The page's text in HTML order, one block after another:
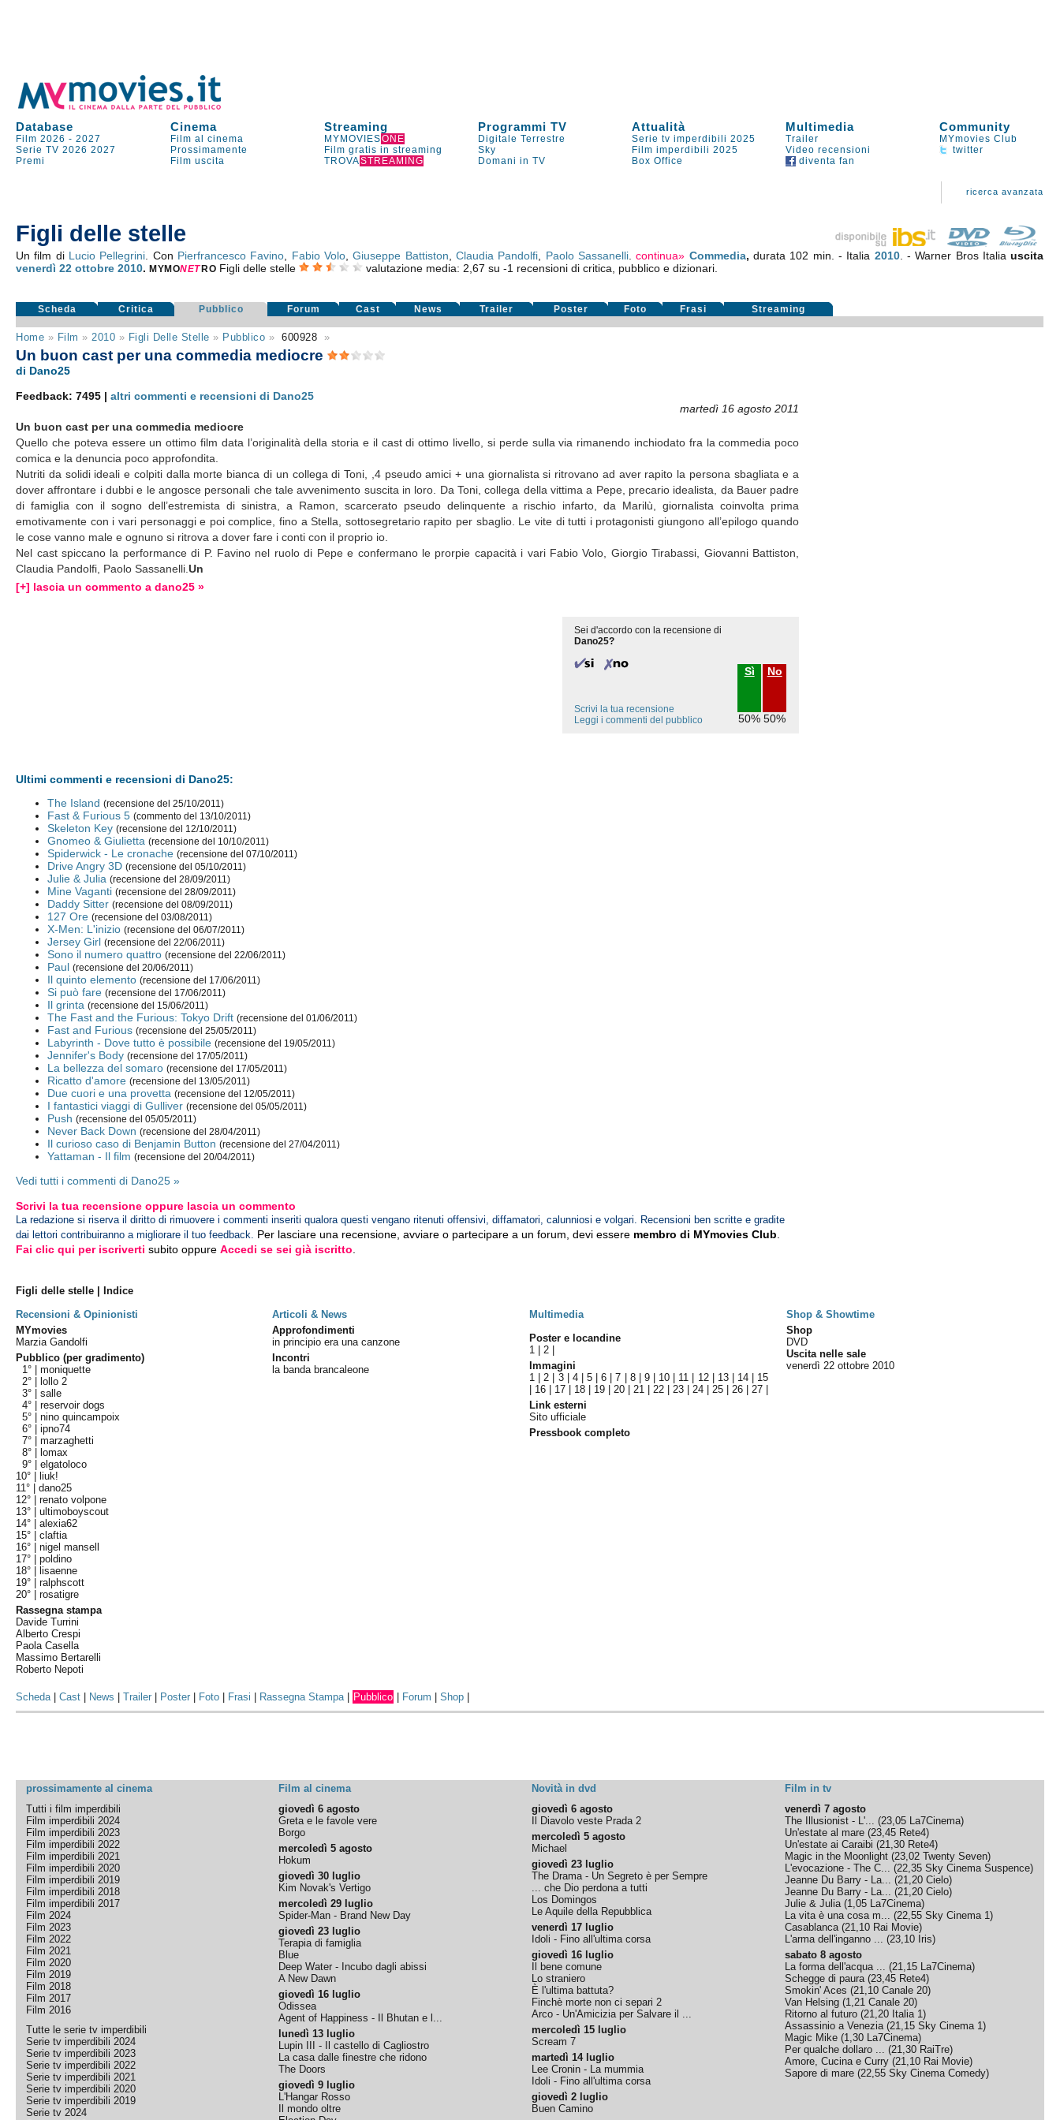
Database Cinema Streaming Programmi TV Attualità Multimedia Community
Film 2026 -2027 Film al cinema MYMOVIESONE Digitale Terrestre Serie tv imperdibili 2025 Trailer
MYmovies Club
Serie TV 2026 2027 Prossimamente Film gratis in streaming Sky Film imperdibili 2025 Video recensioni
twitter
Premi
Film uscita TROVASTREAMING Domani in TV Box Office diventa fan
ricerca avanzata
Figli delle stelle
Un film di Lucio Pellegrini . Con Pierfrancesco Favino Fabio Volo ,Giuseppe Battiston ,Claudia Pandolfi Paolo Sassanelli .continua» Commedia,durata 102 min. - Italia 2010. - Warner Bros Italiauscita
venerdì 22 ottobre 2010.MYMONET RO Figli delle stelle valutazione media: 2,67 su -1 recensioni di critica, pubblico e dizionari.
Scheda Critica Pubblico Forum Cast News Trailer Poster Foto Frasi Streaming
Home » Film » 2010 » Figli Delle Stelle » Pubblico » 600928 »
Un buon cast per una commedia mediocre
di Dano25
Feedback: 7495 |altri commenti e recensioni di Dano25
martedì 16 agosto 2011
Un buon cast per una commedia mediocre
Quello che poteva essere un ottimo film data l’originalità della storia e il cast di ottimo livello, si perde sulla via rimanendo inchiodato fra la commedia poco
comica e la denuncia poco approfondita.
Nutriti da solidi ideali e colpiti dalla morte bianca di un collega di Toni, ,4 pseudo amici + una giornalista si ritrovano ad aver rapito la persona sbagliata e a
dover affrontare i dubbi e le angosce personali che tale avvenimento suscita in loro. Da Toni, collega della vittima a Pepe, precario idealista, da Bauer padre
di famiglia con il sogno dell’estremista di sinistra, a Ramon, scarcerato pseudo delinquente a rischio infarto, da Marilù, giornalista coinvolta prima
emotivamente con i vari personaggi e poi complice, fino a Stella, sottosegretario rapito per sbaglio. Le vite di tutti i protagonisti giungono all’epilogo quando
le cose vanno male e ognuno si ritrova a dover fare i conti con il proprio io.
Nel cast spiccano la performance di P. Favino nel ruolo di Pepe e confermano le prorpie capacità i vari Fabio Volo, Giorgio Tirabassi, Giovanni Battiston,
Claudia Pandolfi, Paolo Sassanelli.Un
[+] lascia un commento a dano25 »
Sei d'accordo con la recensione di
Dano25?
Sì
50%
No
50%
Scrivi la tua recensione
Leggi i commenti del pubblico
Ultimi commenti e recensioni di Dano25:
The Island (recensione del 25/10/2011)
Fast & Furious 5 (commento del 13/10/2011)
Skeleton Key (recensione del 12/10/2011)
Gnomeo & Giulietta (recensione del 10/10/2011)
Spiderwick - Le cronache (recensione del 07/10/2011)
Drive Angry 3D (recensione del 05/10/2011)
Julie & Julia (recensione del 28/09/2011)
Mine Vaganti (recensione del 28/09/2011)
Daddy Sitter (recensione del 08/09/2011)
127 Ore (recensione del 03/08/2011)
X-Men: L'inizio (recensione del 06/07/2011)
Jersey Girl (recensione del 22/06/2011)
Sono il numero quattro (recensione del 22/06/2011)
Paul (recensione del 20/06/2011)
Il quinto elemento (recensione del 17/06/2011)
Si può fare (recensione del 17/06/2011)
Il grinta (recensione del 15/06/2011)
The Fast and the Furious: Tokyo Drift (recensione del 01/06/2011)
Fast and Furious (recensione del 25/05/2011)
Labyrinth - Dove tutto è possibile (recensione del 19/05/2011)
Jennifer's Body (recensione del 17/05/2011)
La bellezza del somaro (recensione del 17/05/2011)
Ricatto d'amore (recensione del 13/05/2011)
Due cuori e una provetta (recensione del 12/05/2011)
I fantastici viaggi di Gulliver (recensione del 05/05/2011)
Push (recensione del 05/05/2011)
Never Back Down (recensione del 28/04/2011)
Il curioso caso di Benjamin Button (recensione del 27/04/2011)
Yattaman - Il film (recensione del 20/04/2011)
Vedi tutti i commenti di Dano25 »
Scrivi la tua recensione oppure lascia un commento
La redazione si riserva il diritto di rimuovere i commenti inseriti qualora questi vengano ritenuti offensivi, diffamatori, calunniosi e volgari. Recensioni ben scritte e gradite
dai lettori contribuiranno a migliorare il tuo feedback. Per lasciare una recensione, avviare o partecipare a un forum, devi essere membro di MYmovies Club
Fai clic qui per iscriverti subito oppureAccedi se sei già iscritto
Figli delle stelle | Indice
Recensioni & Opinionisti
Articoli & News Multimedia
Shop & Showtime
MYmovies
Marzia Gandolfi
Pubblico (per gradimento)
1° |moniquette
2° |
lollo 2
3° |salle
4° |reservoir dogs
5° |nino quincampoix
6° |ipno74
7° |marzaghetti
8° |
lomax
9° |elgatoloco
10° |
liuk!
11° |dano25
12° |renato volpone
13° |ultimoboyscout
14° |alexia62
15° |claftia
16° |nigel mansell
17° |poldino
18° |
lisaenne
19° |ralphscott
20° |rosatigre
Rassegna stampa
Davide Turrini
Alberto Crespi
Paola Casella
Massimo Bertarelli
Roberto Nepoti
Approfondimenti
in principio era una canzone
Incontri
la banda brancaleone
Poster e locandine
1 |2
Immagini
1 |2 3| 4|5 |6 |7 8| 9| 10 11 12| 13| 14
15
16 17 18 19 |20 |21 |22 |23 |24 |25 |26 |27
Link esterni
Sito ufficiale
Pressbook completo
Shop
DVD
Uscita nelle sale
venerdì 22 ottobre 2010
Scheda|Cast News |Trailer Poster Foto Frasi Rassegna Stampa| Pubblico Forum |Shop
prossimamente al cinema Film al cinema Novità in dvd
Film in tv
Tutti i film imperdibili
Film imperdibili 2024
Film imperdibili 2023
Film imperdibili 2022
Film imperdibili 2021
Film imperdibili 2020
Film imperdibili 2019
Film imperdibili 2018
Film imperdibili 2017
Film 2024
Film 2023
Film 2022
Film 2021
Film 2020
Film 2019
Film 2018
Film 2017
Film 2016
Tutte le serie tv imperdibili
Serie tv imperdibili 2024
Serie tv imperdibili 2023
Serie tv imperdibili 2022
Serie tv imperdibili 2021
Serie tv imperdibili 2020
Serie tv imperdibili 2019
Serie tv 2024
giovedì 6 agosto
Greta e le favole vere
Borgo
mercoledì 5 agosto
Hokum
giovedì 30 luglio
Kim Novak's Vertigo
mercoledì 29 luglio
Spider-Man - Brand New Day
giovedì 23 luglio
Terapia di famiglia
Blue
Deep Water - Incubo dagli abissi
A New Dawn
giovedì 16 luglio
Odissea
Agent of Happiness - Il Bhutan e l...
lunedì 13 luglio
Lupin III - Il castello di Cagliostro
La casa dalle finestre che ridono
The Doors
giovedì 9 luglio
L'Hangar Rosso
Il mondo oltre
giovedì 6 agosto
Il Diavolo veste Prada 2
mercoledì 5 agosto
Michael
giovedì 23 luglio
The Drama - Un Segreto è per Sempre
... che Dio perdona a tutti
Los Domingos
Le Aquile della Repubblica
venerdì 17 luglio
Idoli - Fino all'ultima corsa
giovedì 16 luglio
Il bene comune
Lo straniero
È l'ultima battuta?
Finchè morte non ci separi 2
Arco - Un'Amicizia per Salvare il ...
mercoledì 15 luglio
Scream 7
martedì 14 luglio
Lee Cronin - La mummia
Idoli - Fino all'ultima corsa
giovedì 2 luglio
Buen Camino
venerdì 7 agosto
The Illusionist - L'... (23,05 La7Cinema)
Un'estate al mare (23,45 Rete4)
Un'estate ai Caraibi (21,30 Rete4)
Magic in the Moonlight (23,02 Twenty Seven)
L'evocazione - The C... (22,35 Sky Cinema Suspence)
Jeanne Du Barry - La... (21,20 Cielo)
Jeanne Du Barry - La... (21,20 Cielo)
Julie & Julia(1,05 La7Cinema)
La vita è una cosa m... (22,55 Sky Cinema 1)
Casablanca(21,10 Rai Movie)
L'arma dell'inganno ... (23,10 Iris)
sabato 8 agosto
La forma dell'acqua ... (21,15 La7Cinema)
Schegge di paura(23,45 Rete4)
Smokin' Aces (21,10 Canale 20)
Van Helsing (1,21 Canale 20)
Ritorno al futuro (21,20 Italia 1)
Assassinio a Venezia(21,15 Sky Cinema 1)
Magic Mike (1,30 La7Cinema)
Per qualche dollaro ... (21,30 RaiTre)
Amore, Cucina e Curry (21,10 Rai Movie)
Sapore di mare (22,55 Sky Cinema Comedy)